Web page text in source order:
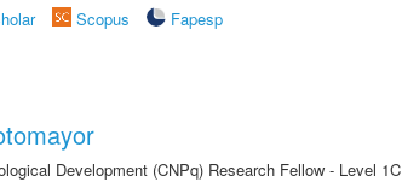
Scopus
Fapesp
Development (CNPq) Research Fellow - Level 1C